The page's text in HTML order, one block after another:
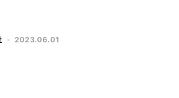
2023.06.01